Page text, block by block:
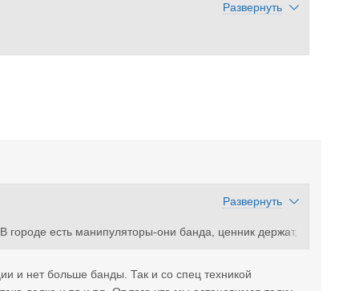
Развернуть
Развернуть
городе есть манипуляторы-они банда, ценник держат,
и нет больше банды. Так и со спец техникой